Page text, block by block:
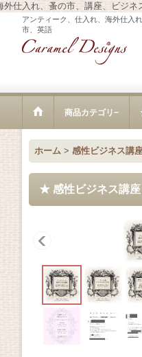
外仕入れ、蚤の市、講座、ビジ
アンティーク、仕入れ、海外仕入
市、英語
商品カテゴリ−
ホーム > 感性ビジネス講
★ 感性ビジネス講